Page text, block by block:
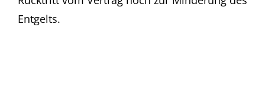
Entgelts.